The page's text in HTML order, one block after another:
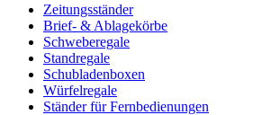
Zeitungsständer
Brief- & Ablagekörbe
Schweberegale
Standregale
Schubladenboxen
Würfelregale
Ständer für Fernbedienungen